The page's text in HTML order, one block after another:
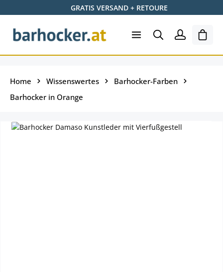
Zum Hauptinhalt springenGRATIS VERSAND + RETOURE
Home Wissenswertes
Barhocker-Farben
Barhocker in Orange